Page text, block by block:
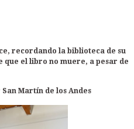
recordando la biblioteca de su
que el libro no muere, a pesar de
Martín de los Andes